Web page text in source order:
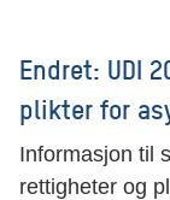
Endret: UDI
plikter for
Informasjon til
rettigheter og